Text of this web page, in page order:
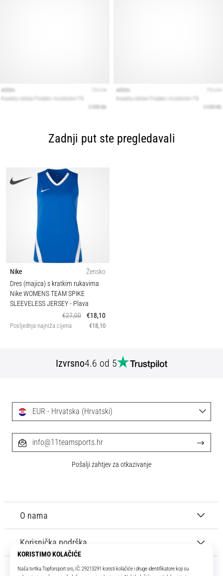
Zadnji put ste pregledavali
Nike
Žensko
Dres (majica) s kratkim rukavima
Nike WOMENS TEAM SPIKE
SLEEVELESS JERSEY- Plava
€27,00
€18,10
Posljednja najniža cijena €18,10
Izvrsno4.6 od 5
O nama
Korisnička podrška
EUR - Hrvatska (Hrvatski)
info@11teamsports.hr
Pošalji zahtjev za otkazivanje